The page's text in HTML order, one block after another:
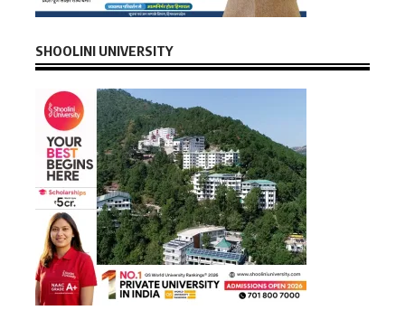
SHOOLINI UNIVERSITY